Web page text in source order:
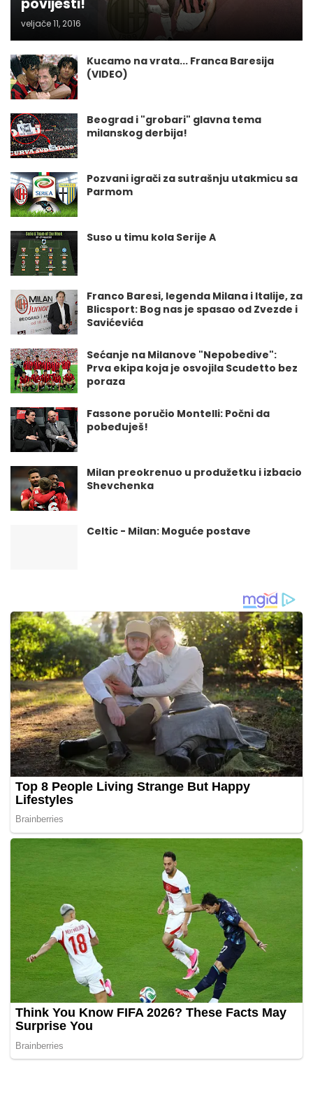
povijesti!
veljače 11, 2016
Kucamo na vrata... Franca Baresija
(VIDEO)
Beograd i "grobari" glavna tema
milanskog derbija!
Pozvani igrači za sutrašnju utakmicu sa
Parmom
Suso u timu kola Serije A
Franco Baresi, legenda Milana i Italije, za
Blicsport: Bog nas je spasao od Zvezde i
Savićevića
Sećanje na Milanove "Nepobedive":
Prva ekipa koja je osvojila Scudetto bez
poraza
Fassone poručio Montelli: Počni da
pobeđuješ!
Milan preokrenuo u produžetku i izbacio
Shevchenka
Celtic - Milan: Moguće postave